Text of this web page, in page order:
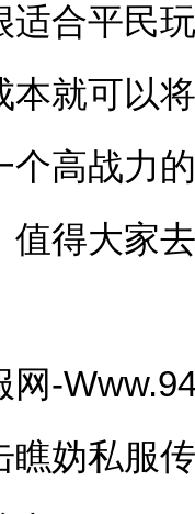
适合平民
本就可以
个高战力
值得大家
瞧妫私服